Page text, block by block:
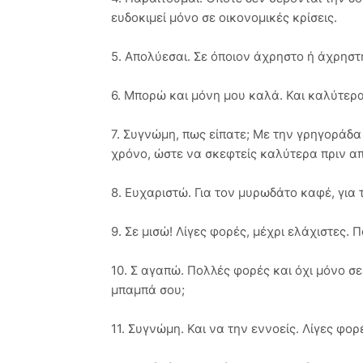
ευδοκιμεί μόνο σε οικονομικές κρίσεις.
5. Απολύεσαι. Σε όποιον άχρηστο ή
6. Μπορώ και μόνη μου καλά. Και
7. Συγνώμη, πως είπατε; Με την γρηγοράδα
χρόνο, ώστε να σκεφτείς καλύτερα πριν
8. Ευχαριστώ. Για τον μυρωδάτο καφέ, για
9. Σε μισώ! Λίγες φορές, μέχρι ελάχιστες.
10. Σ αγαπώ. Πολλές φορές και όχι μόνο
μπαμπά σου;
11. Συγνώμη. Και να την εννοείς. Λίγες